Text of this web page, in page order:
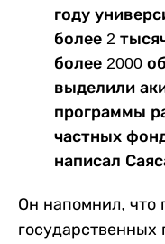
году
более 2
более 2000
выделили
программы
частных
написал
Он напомнил, что
государственных